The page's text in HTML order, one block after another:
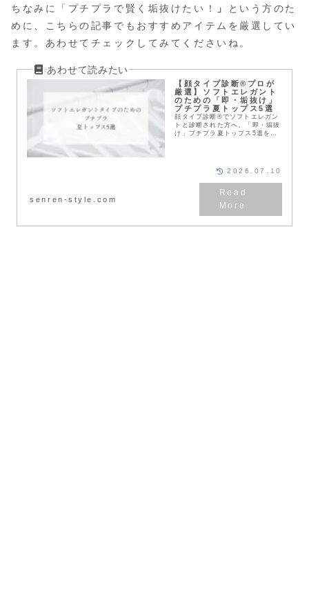
ちなみに「プチプラで賢く垢抜けたい！ 」
という方のた
めに、こちらの記事でもおすすめアイテムを厳選してい
ます。あわせてチェックしてみてくださいね。
【顔タイプ診断®プロが
厳選】ソフトエレガント
のための「即・垢抜け」
プチプラ夏トップス5選
顔タイプ診断®でソフトエレガン
トと診断された方へ。「即・垢抜
け」プチプラ夏トップス5選を現
はもっと輝けます。
senren-style.com
2026.07.10